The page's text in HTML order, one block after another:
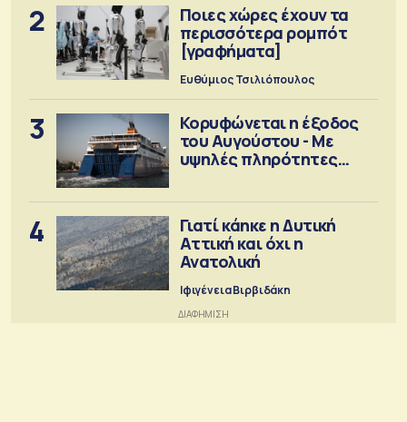
2
Ποιες χώρες έχουν τα
περισσότερα ρομπότ
[γραφήματα]
Ευθύμιος Τσιλιόπουλος
3
Κορυφώνεται η έξοδος
του Αυγούστου - Με
υψηλές πληρότητες
4
Γιατί κάηκε η Δυτική
Αττική και όχι η
Ανατολική
Ιφιγένεια Βιρβιδάκη